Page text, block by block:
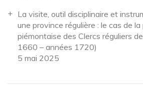
La visite, outil disciplinaire et
une province régulière : le cas de
piémontaise des Clercs réguliers
1660 – années 1720)
5 mai 2025